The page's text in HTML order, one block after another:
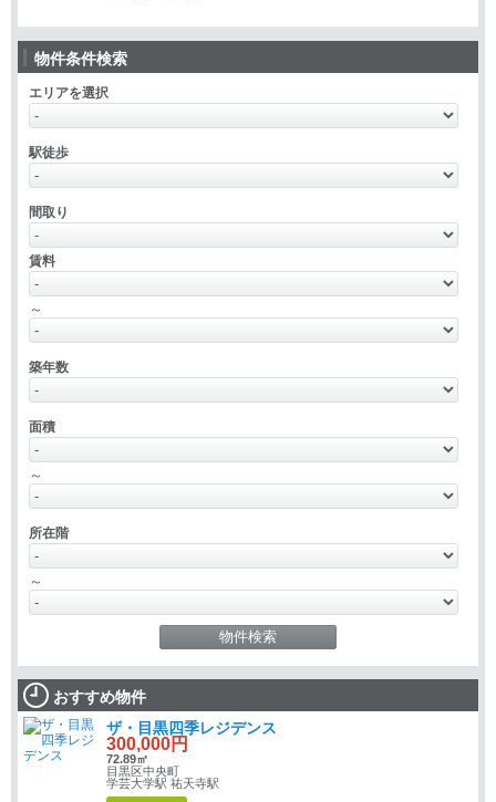
物件条件検索
エリアを選択
駅徒歩
間取り
賃料
～
築年数
面積
～
所在階
～
おすすめ物件
ザ・目黒四季レジデンス
300,000円
72.89㎡
目黒区中央町
学芸大学駅 祐天寺駅